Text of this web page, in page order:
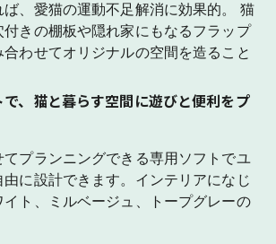
ば、愛猫の運動不足解消に効果的。 猫
きの棚板や隠れ家にもなるフラップ
わせてオリジナルの空間を造ること
、猫と暮らす空間に遊びと便利をプ
プランニングできる専用ソフトでユ
に設計できます。インテリアになじ
ト、ミルベージュ、トープグレーの